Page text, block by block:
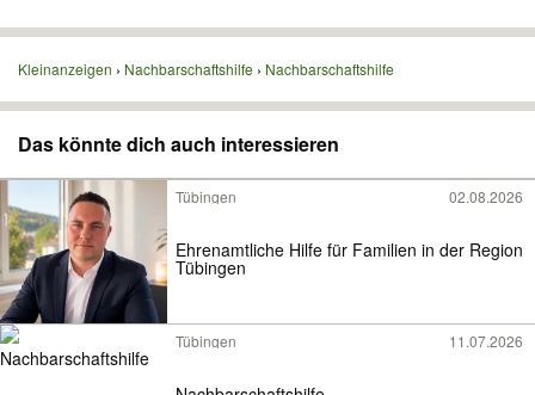
Kleinanzeigen Nachbarschaftshilfe Nachbarschaftshilfe
Das könnte dich auch interessieren
Tübingen 02.08.2026
Ehrenamtliche Hilfe für Familien in der Region
Tübingen
Tübingen 11.07.2026